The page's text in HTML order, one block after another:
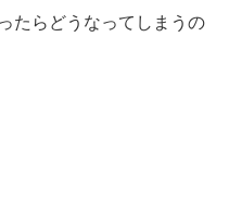
たらどうなってしまうの